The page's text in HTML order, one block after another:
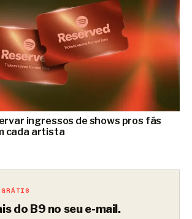
ingressos de shows pros fãs
cada artista
do B9 no seu e-mail.